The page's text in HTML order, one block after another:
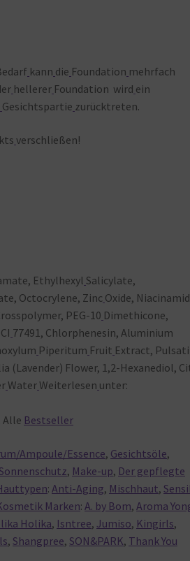
kann die Foundation mehrfach
hellerer Foundation wird ein
Gesichtspartie zurücktreten.
verschließen!
Ethylhexyl Salicylate,
Octocrylene, Zinc Oxide,
PEG-10 Dimethicone,
77491, Chlorphenesin, Aluminium
Piperitum Fruit Extract,
(Lavender) Flower, 1,2-Hexanediol,
Water Weiterlesen unter:
. Alle Bestseller
Ampoule/Essence, Gesichtsöle,
, Make-up, Der gepflegte
:Anti-Aging, Mischhaut,
Marken:A. by Bom,Aroma
Holika, Isntree,Jumiso, Kingirls,
,Shangpree,SON&PARK, Thank You